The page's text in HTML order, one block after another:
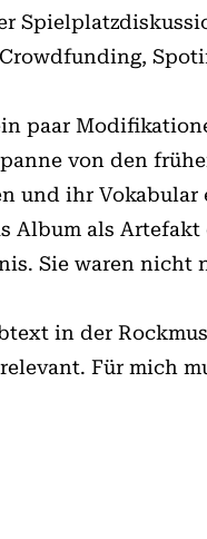
paar
von den
und ihr
Album als Artefakt
Sie waren nicht
in der
Für mich